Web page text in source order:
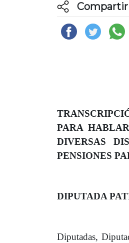
Compartir
PARA
DIVERSAS
PENSIONES
DIPUTADA
Diputadas,